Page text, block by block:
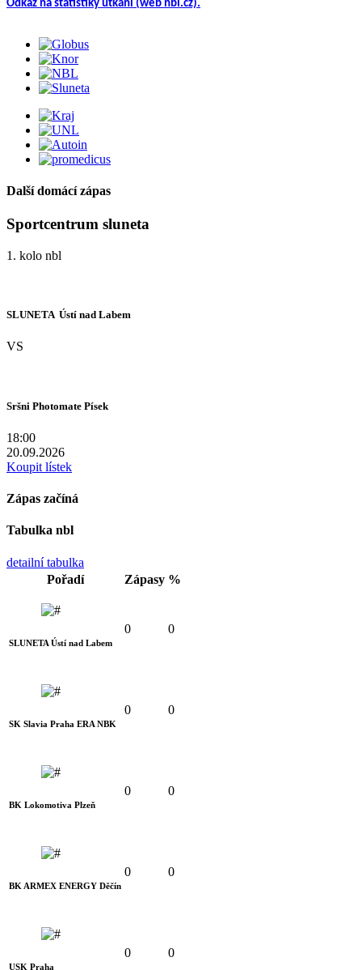
Odkaz na statistiky utkání (web nbl.cz).
Další domácí zápas
Sportcentrum sluneta
1. kolo nbl
SLUNETA  Ústí nad Labem
VS
Sršni Photomate Písek
18:00
20.09.2026
Koupit lístek
Zápas začíná
Tabulka nbl
detailní tabulka
Pořadí
Zápasy %
SLUNETA Ústí nad Labem
0 0
SK Slavia Praha ERA NBK
0 0
BK Lokomotiva Plzeň
0 0
BK ARMEX ENERGY Děčín
0 0
USK Praha
0 0